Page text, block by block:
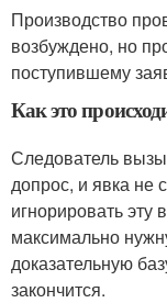
Производство
возбуждено, но
поступившему
Как это
Следователь
допрос, и явка не
игнорировать эту
максимально
доказательную
закончится.